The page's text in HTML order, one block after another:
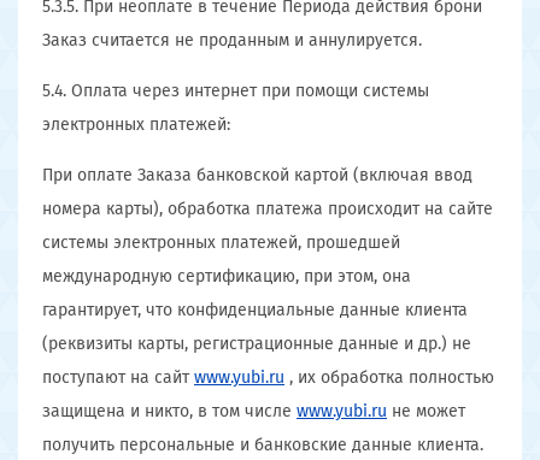
5.3.5. При неоплате в течение Периода действия брони
Заказ считается не проданным и аннулируется.
5.4. Оплата через интернет при помощи системы
электронных платежей:
При оплате Заказа банковской картой (включая ввод
номера карты), обработка платежа происходит на сайте
системы электронных платежей, прошедшей
международную сертификацию, при этом, она
гарантирует, что конфиденциальные данные клиента
(реквизиты карты, регистрационные данные и др.) не
поступают на сайтwww.yubi.ru , их обработка полностью
защищена и никто, в том числе www.yubi.ru не может
получить персональные и банковские данные клиента.